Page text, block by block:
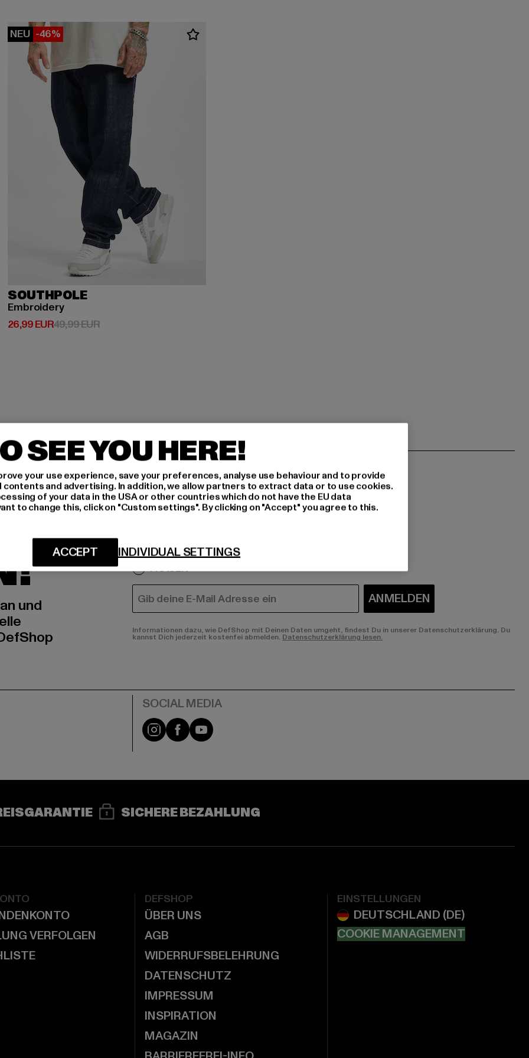
NEU -46%
SOUTHPOLE
Embroidery
26,99 EUR
Derzeitiger Preis: 26,99 EUR
49,99 EURAktionspreis: 49,99 EUR
AN,
und
MÄNNER
FRAUEN
E-MAIL ANMELDEN
Informationen dazu, wie DefShop mit Deinen Daten umgeht, findest Du in unserer Datenschutzerklärung. Du
kannst Dich jederzeit kostenfei abmelden. Datenschutzerklärung lesen.
Instagram
FacebookYouTube
SICHERE BEZAHLUNG
VERFOLGEN
DEFSHOP
ÜBER UNS
AGB
WIDERRUFSBELEHRUNG
DATENSCHUTZ
IMPRESSUM
INSPIRATION
MAGAZIN
EINSTELLUNGEN
COOKIE MANAGEMENT
SEE YOU HERE!
your use experience, save your preferences, analyse use behaviour and to provide
and advertising. In addition, we allow partners to extract data or to use cookies.
of your data in the USA or other countries which do not have the EU data
to change this, click on "Custom settings". By clicking on "Accept" you agree to this.
INDIVIDUAL SETTINGS
ACCEPT